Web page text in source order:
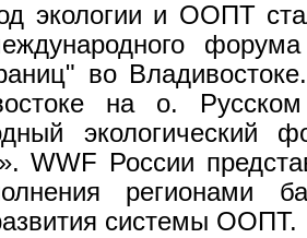
экологии и ООПТ
во
на о.
экологический
WWF России
регионами
системы ООПТ.